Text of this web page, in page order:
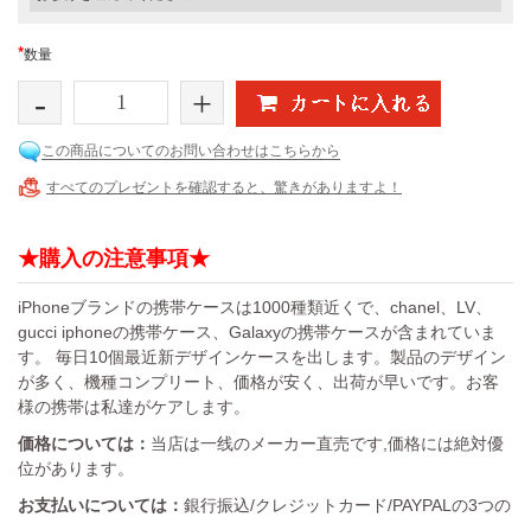
*数量
- +
この商品についてのお問い合わせはこちらから
すべてのプレゼントを確認すると、驚きがありますよ！
★購入の注意事項★
iPhoneブランドの携帯ケースは1000種類近くで、chanel、LV、
gucci iphoneの携帯ケース、Galaxyの携帯ケースが含まれていま
す。 毎日10個最近新デザインケースを出します。製品のデザイン
が多く、機種コンプリート、価格が安く、出荷が早いです。お客
様の携帯は私達がケアします。
価格については： 当店は一线のメーカー直売です,価格には絶対優
位があります。
お支払いについては： 銀行振込/クレジットカード/PAYPALの3つの